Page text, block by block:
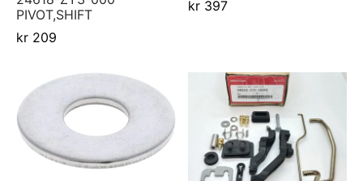
PIVOT,SHIFT
kr 209
kr397